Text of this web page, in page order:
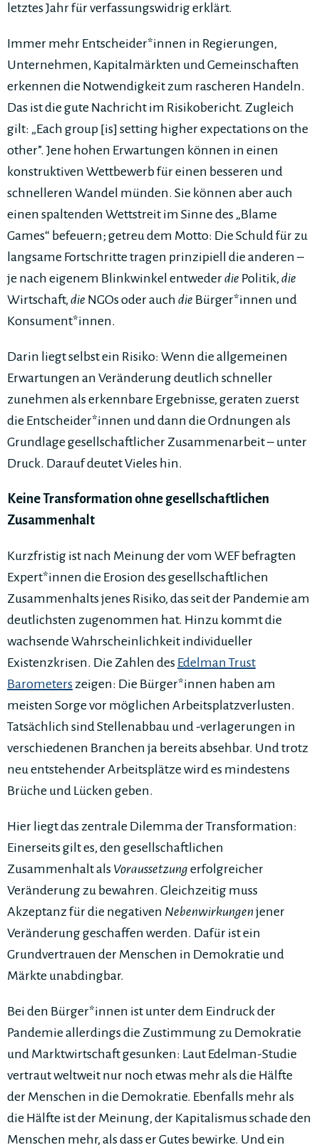
letztes Jahr für verfassungswidrig erklärt.
Immer mehr Entscheider*innen in Regierungen,
Unternehmen, Kapitalmärkten und Gemeinschaften
erkennen die Notwendigkeit zum rascheren Handeln.
Das ist die gute Nachricht im Risikobericht. Zugleich
gilt: „Each group [is] setting higher expectations on the
other”. Jene hohen Erwartungen können in einen
konstruktiven Wettbewerb für einen besseren und
schnelleren Wandel münden. Sie können aber auch
einen spaltenden Wettstreit im Sinne des „Blame
Games“ befeuern; getreu dem Motto: Die Schuld für zu
langsame Fortschritte tragen prinzipiell die anderen –
je nach eigenem Blinkwinkel entwederdie Politik, die
Wirtschaft, die NGOs oder auch die Bürger*innen und
Konsument*innen.
Darin liegt selbst ein Risiko: Wenn die allgemeinen
Erwartungen an Veränderung deutlich schneller
zunehmen als erkennbare Ergebnisse, geraten zuerst
die Entscheider*innen und dann die Ordnungen als
Grundlage gesellschaftlicher Zusammenarbeit – unter
Druck. Darauf deutet Vieles hin.
Keine Transformation ohne gesellschaftlichen
Zusammenhalt
Kurzfristig ist nach Meinung der vom WEF befragten
Expert*innen die Erosion des gesellschaftlichen
Zusammenhalts jenes Risiko, das seit der Pandemie am
deutlichsten zugenommen hat. Hinzu kommt die
wachsende Wahrscheinlichkeit individueller
Existenzkrisen. Die Zahlen des Edelman Trust
Barometers zeigen: Die Bürger*innen haben am
meisten Sorge vor möglichen Arbeitsplatzverlusten.
Tatsächlich sind Stellenabbau und -verlagerungen in
verschiedenen Branchen ja bereits absehbar. Und trotz
neu entstehender Arbeitsplätze wird es mindestens
Brüche und Lücken geben.
Hier liegt das zentrale Dilemma der Transformation:
Einerseits gilt es, den gesellschaftlichen
Zusammenhalt als Voraussetzung erfolgreicher
Veränderung zu bewahren. Gleichzeitig muss
Akzeptanz für die negativen Nebenwirkungenjener
Veränderung geschaffen werden. Dafür ist ein
Grundvertrauen der Menschen in Demokratie und
Märkte unabdingbar.
Bei den Bürger*innen ist unter dem Eindruck der
Pandemie allerdings die Zustimmung zu Demokratie
und Marktwirtschaft gesunken: Laut Edelman-Studie
vertraut weltweit nur noch etwas mehr als die Hälfte
der Menschen in die Demokratie. Ebenfalls mehr als
die Hälfte ist der Meinung, der Kapitalismus schade den
Menschen mehr, als dass er Gutes bewirke. Und ein